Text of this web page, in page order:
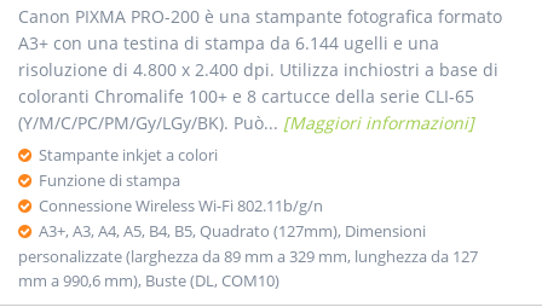
Canon PIXMA PRO-200 è una stampante fotografica formato
A3+ con una testina di stampa da 6.144 ugelli e una
risoluzione di 4.800 x 2.400 dpi. Utilizza inchiostri a base di
coloranti Chromalife 100+ e 8 cartucce della serie CLI-65
(Y/M/C/PC/PM/Gy/LGy/BK). Può... [Maggiori informazioni]
Stampante inkjet a colori
Funzione di stampa
Connessione Wireless Wi-Fi 802.11b/g/n
A3+, A3, A4, A5, B4, B5, Quadrato (127mm), Dimensioni
personalizzate (larghezza da 89 mm a 329 mm, lunghezza da 127
mm a 990,6 mm), Buste (DL, COM10)